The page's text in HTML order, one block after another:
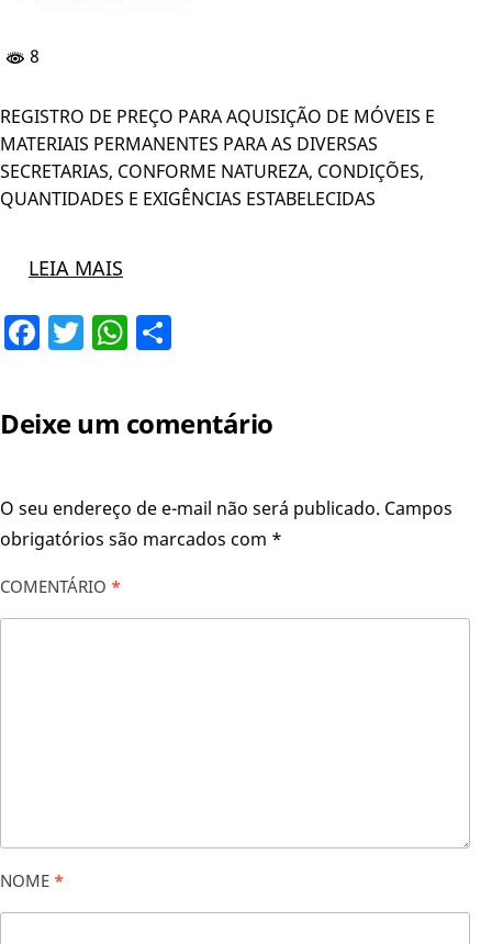
8
REGISTRO DE PREÇO PARA AQUISIÇÃO DE MÓVEIS E
MATERIAIS PERMANENTES PARA AS DIVERSAS
SECRETARIAS, CONFORME NATUREZA, CONDIÇÕES,
QUANTIDADES E EXIGÊNCIAS ESTABELECIDAS
LEIA MAIS
Facebook
TwitterWhatsApp
Deixe um comentário
O seu endereço de e-mail não será publicado. Campos
obrigatórios são marcados com *
COMENTÁRIO *
NOME *